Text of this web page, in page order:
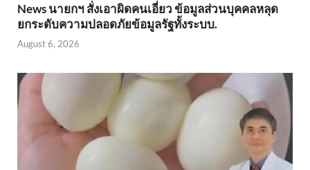
News นายกฯ สั่งเอาผิดคนเอี่ยว ข้อมูลส่วนบุคคลหลุด
ยกระดับความปลอดภัยข้อมูลรัฐทั้งระบบ.
August 6, 2026